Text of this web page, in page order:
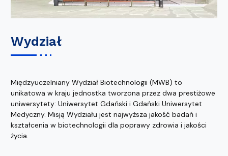
Wydział
Międzyuczelniany Wydział Biotechnologii (MWB) to
unikatowa w kraju jednostka tworzona przez dwa prestiżowe
uniwersytety: Uniwersytet Gdański i Gdański Uniwersytet
Medyczny. Misją Wydziału jest najwyższa jakość badań i
kształcenia w biotechnologii dla poprawy zdrowia i jakości
życia.